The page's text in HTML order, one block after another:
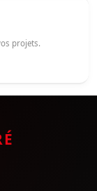
projets.